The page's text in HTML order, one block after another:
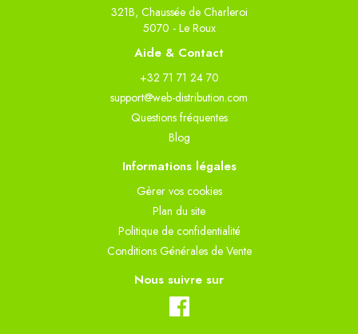
321B, Chaussée de Charleroi
5070 - Le Roux
Aide & Contact
+32 71 71 24 70
support@web-distribution.com
Questions fréquentes
Blog
Informations légales
Gèrer vos cookies
Plan du site
Politique de confidentialité
Conditions Générales de Vente
Nous suivre sur